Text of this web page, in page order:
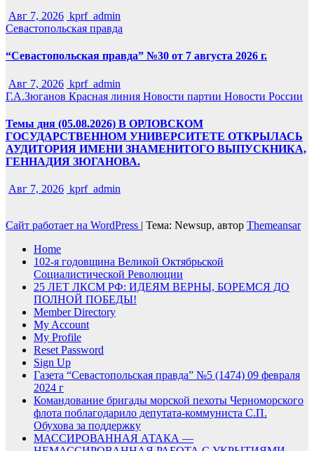
Авг 7, 2026 kprf_admin
Севастопольская правда
“Севастопольская правда” №30 от 7 августа 2026 г.
Авг 7, 2026 kprf_admin
Г.А.Зюганов Красная линия Новости партии Новости России
Темы дня (05.08.2026) В ОРЛОВСКОМ
ГОСУДАРСТВЕННОМ УНИВЕРСИТЕТЕ ОТКРЫЛАСЬ
АУДИТОРИЯ ИМЕНИ ЗНАМЕНИТОГО ВЫПУСКНИКА,
ГЕННАДИЯ ЗЮГАНОВА.
Авг 7, 2026 kprf_admin
Сайт работает на WordPress | Тема: Newsup, автор Themeansar
Home
102-я годовщина Великой Октябрьской
Социалистической Революции
25 ЛЕТ ЛКСМ РФ: ИДЕЯМ ВЕРНЫ, БОРЕМСЯ ДО
ПОЛНОЙ ПОБЕДЫ!
Member Directory
My Account
My Profile
Reset Password
Sign Up
Газета “Севастопольская правда” №5 (1474) 09 февраля
2024 г
Командование бригады морской пехоты Черноморского
флота поблагодарило депутата-коммуниста С.П.
Обухова за поддержку
МАССИРОВАННАЯ АТАКА —